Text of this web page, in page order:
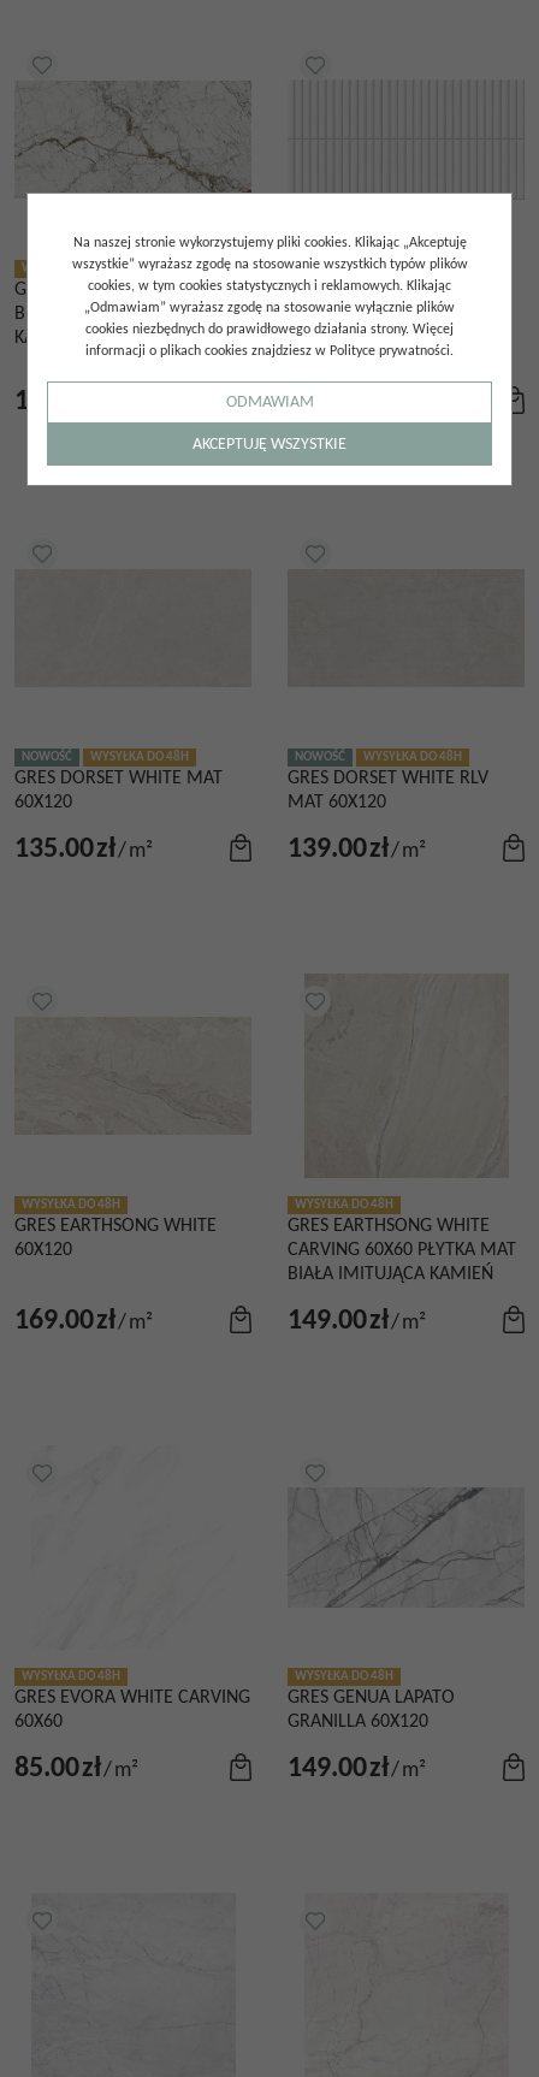
WYSYŁKA DO 48H
GRES DAYRA 60X120 PŁYTKA
BIAŁA MAT IMITACJA
KAMIENIA
169.00
PROMOCJA WYSYŁKA DO 48H
GRES DECO LINGOT WHITE
32X62,5 PŁYTKA ŚCIENNA
PATYCZKI
128.00zł/m²
108.80
NOWOŚĆ WYSYŁKA DO 48H
GRES DORSET WHITE MAT
60X120
135.00zł/m²
NOWOŚĆ WYSYŁKA DO 48H
GRES DORSET WHITE RLV
MAT 60X120
139.00zł/m²
WYSYŁKA DO 48H
GRES EARTHSONG WHITE
60X120
169.00zł/m²
WYSYŁKA DO 48H
GRES EARTHSONG WHITE
CARVING 60X60 PŁYTKA MAT
BIAŁA IMITUJĄCA KAMIEŃ
149.00zł/m²
WYSYŁKA DO 48H
GRES EVORA WHITE CARVING
60X60
85.00zł/m²
WYSYŁKA DO 48H
GRES GENUA LAPATO
GRANILLA 60X120
149.00zł/m²
Na naszej stronie wykorzystujemy pliki cookies. Klikając „Akceptuję
wszystkie” wyrażasz zgodę na stosowanie wszystkich typów plików
cookies, w tym cookies statystycznych i reklamowych. Klikając
„Odmawiam” wyrażasz zgodę na stosowanie wyłącznie plików
cookies niezbędnych do prawidłowego działania strony. Więcej
informacji o plikach cookies znajdziesz w Polityce prywatności.
ODMAWIAM
AKCEPTUJĘ WSZYSTKIE